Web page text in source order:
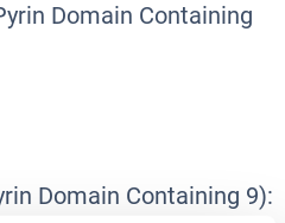
Domain Containing
Domain Containing 9):